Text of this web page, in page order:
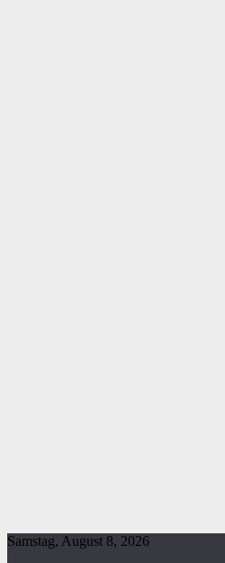
Samstag, August 8, 2026